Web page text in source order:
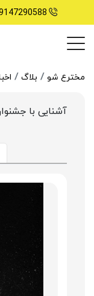
مخترع شو بلاگ
آشنایی با